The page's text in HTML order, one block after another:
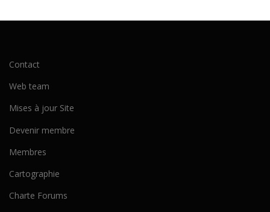
Contact
Web team
Mises à jour Site
Devenir membre
Membres
Cartographie
Charte Forums